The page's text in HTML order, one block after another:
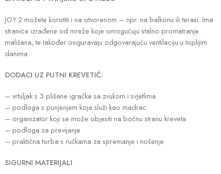
JOY 2 možete koristiti i na otvorenom – npr. na balkonu ili terasi. Ima
stranice izrađene od mreže koje omogućuju stalno promatranje
mališana, te također osiguravaju odgovarajuću ventilaciju u toplijim
danima.
DODACI UZ PUTNI KREVETIĆ:
– vrtuljak s 3 plišane igračke sa zvukom i svjetlima
– podloga s punjenjem koja služi kao madrac
– organizator koji se može objesiti na bočnu stranu kreveta
– podloga za previjanje
– praktična torba s ručkama za spremanje i nošenje
SIGURNI MATERIJALI